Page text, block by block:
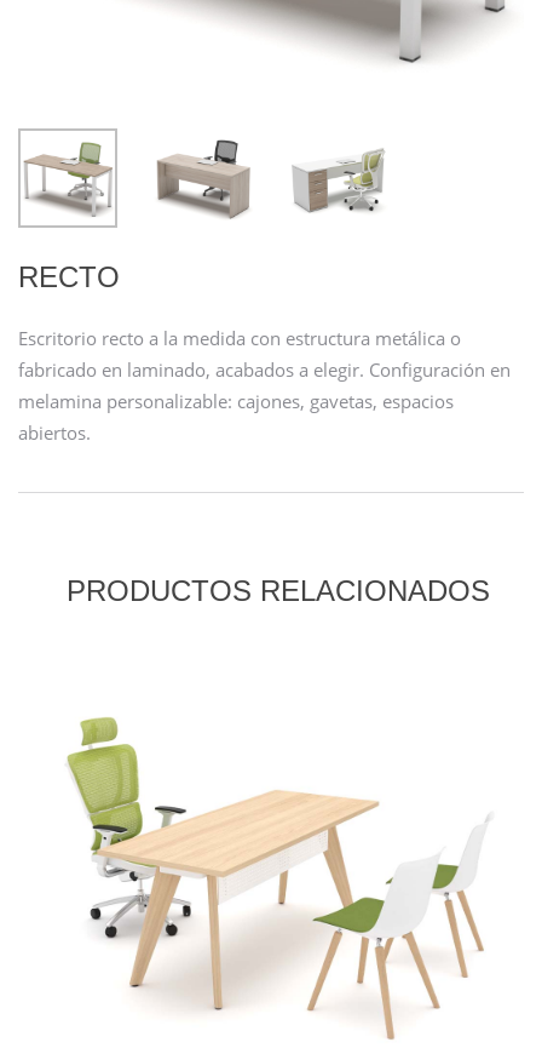
RECTO
Escritorio recto a la medida con estructura metálica o
fabricado en laminado, acabados a elegir. Configuración en
melamina personalizable: cajones, gavetas, espacios
abiertos.
PRODUCTOS RELACIONADOS